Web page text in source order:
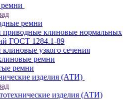
ремни
приводные клиновые нормальных
ГОСТ 1284.1-89
узкого сечения
ремни
ремни
изделия (АТИ)
изделия (АТИ)